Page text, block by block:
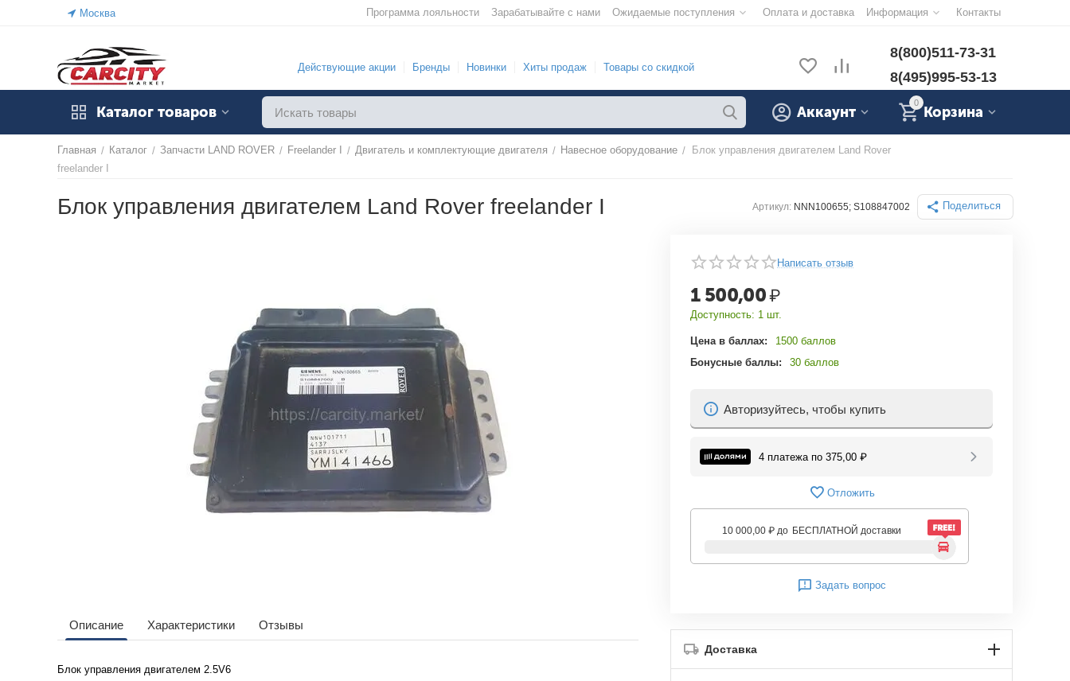
Москва Программа лояльности Зарабатывайте с нами Ожидаемые поступления Оплата и доставка Информация Контакты
Действующие акции Бренды Новинки Хиты продаж Товары со скидкой
8(800)511-73-31
8(495)995-53-13
Каталог товаров
0
Корзина
Аккаунт
Главная / Каталог / Запчасти LAND ROVER / Freelander I / Двигатель и комплектующие двигателя / Навесное оборудование /
Блок управления двигателем Land Rover
freelander I
Блок управления двигателем Land Rover freelander I Артикул: NNN100655; S108847002 Поделиться
Написать отзыв
1 500,00₽
Доступность: 1 шт.
Цена в баллах:
1500 баллов
Бонусные баллы:
30 баллов
Авторизуйтесь, чтобы купить
4 платежа по 375,00 ₽
Отложить
10 000,00 ₽ до БЕСПЛАТНОЙ доставки
Задать вопрос
Доставка
Описание Характеристики Отзывы
Блок управления двигателем 2.5V6